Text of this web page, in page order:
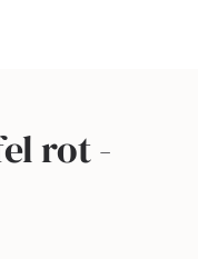
rot -